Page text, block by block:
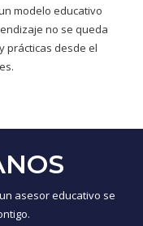
modelo educativo
no se queda
prácticas desde el
asesor educativo se